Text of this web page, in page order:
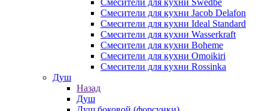
Смесители для кухни Swedbe
Смесители для кухни Jacob Delafon
Смесители для кухни Ideal Standard
Смесители для кухни Wasserkraft
Смесители для кухни Boheme
Смесители для кухни Omoikiri
Смесители для кухни Rossinka
Душ
Назад
Душ